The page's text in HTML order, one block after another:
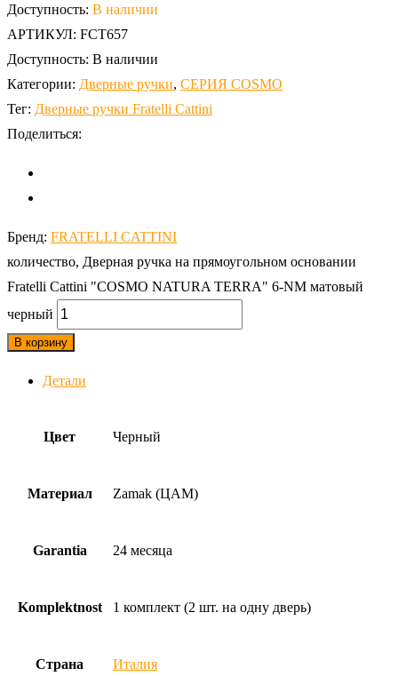
Доступность: В наличии
АРТИКУЛ: FCT657
Доступность: В наличии
Категории: Дверные ручки, СЕРИЯ COSMO
Тег: Дверные ручки Fratelli Cattini
Поделиться:
Бренд: FRATELLI CATTINI
количество, Дверная ручка на прямоугольном основании
Fratelli Cattini "COSMO NATURA TERRA" 6-NM матовый
черный
В корзину
Детали
Цвет Черный
Материал Zamak (ЦАМ)
Garantia 24 месяца
Komplektnost 1 комплект (2 шт. на одну дверь)
Страна Италия